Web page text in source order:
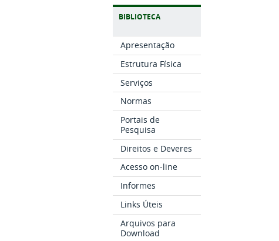
BIBLIOTECA
Apresentação
Estrutura Física
Serviços
Normas
Portais de
Pesquisa
Direitos e Deveres
Acesso on-line
Informes
Links Úteis
Arquivos para
Download